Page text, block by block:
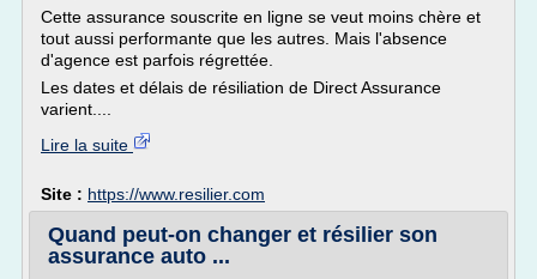
Cette assurance souscrite en ligne se veut moins chère et
tout aussi performante que les autres. Mais l'absence
d'agence est parfois régrettée.
Les dates et délais de résiliation de Direct Assurance
varient....
Lire la suite
Site : https://www.resilier.com
Quand peut-on changer et résilier son
assurance auto ...